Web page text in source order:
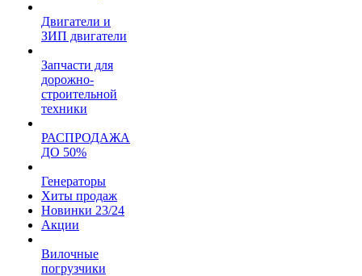
Двигатели и
ЗИП двигатели
Запчасти для
дорожно-
строительной
техники
РАСПРОДАЖА
ДО 50%
Генераторы
Хиты продаж
Новинки 23/24
Акции
Вилочные
погрузчики